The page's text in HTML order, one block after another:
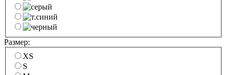
Размер:
XS
S